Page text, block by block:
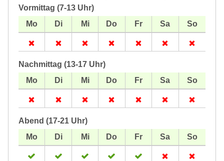
Vormittag (7-13 Uhr)
Nachmittag (13-17 Uhr)
Abend (17-21 Uhr)